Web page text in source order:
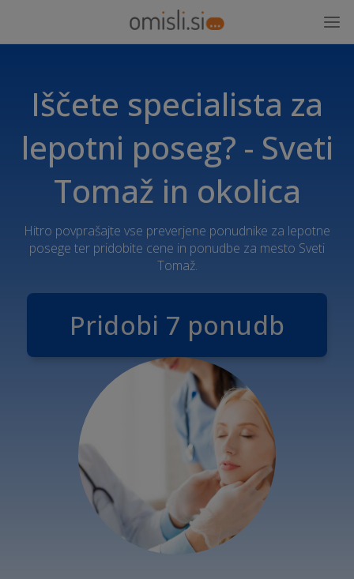
Iščete specialista za
lepotni poseg? - Sveti
Tomaž in okolica
Hitro povprašajte vse preverjene ponudnike za lepotne
posege ter pridobite cene in ponudbe za mesto Sveti
Tomaž.
Pridobi 7 ponudb